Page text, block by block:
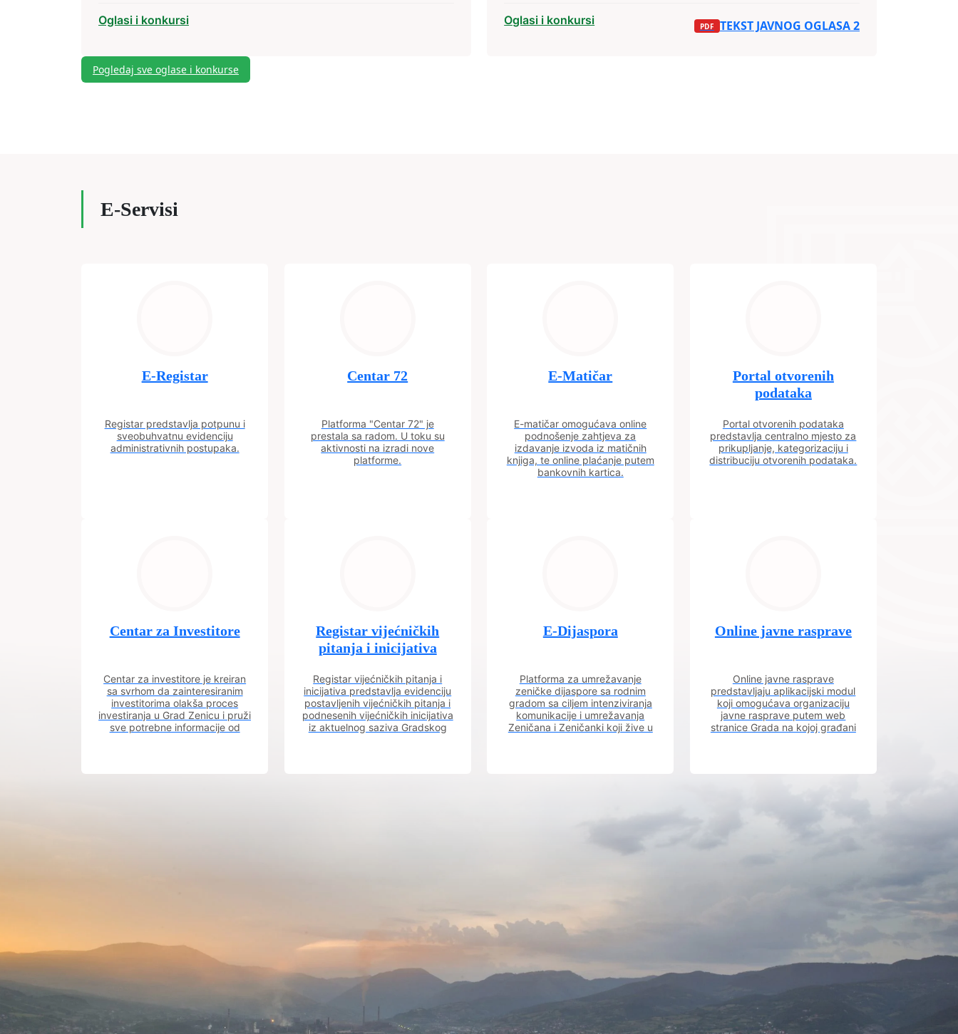
Oglasi i konkursi Oglasi i konkursi TEKST JAVNOG OGLASA 2
Pogledaj sve oglase i konkurse
E-Servisi
E-Registar
Registar predstavlja potpunu i
sveobuhvatnu evidenciju
administrativnih postupaka.
Centar 72
Platforma "Centar 72" je
prestala sa radom. U toku su
aktivnosti na izradi nove
platforme.
E-Matičar
E-matičar omogućava online
podnošenje zahtjeva za
izdavanje izvoda iz matičnih
knjiga, te online plaćanje putem
bankovnih kartica.
Portal otvorenih
podataka
Portal otvorenih podataka
predstavlja centralno mjesto za
prikupljanje, kategorizaciju i
distribuciju otvorenih podataka.
Centar za Investitore
Centar za investitore je kreiran
sa svrhom da zainteresiranim
investitorima olakša proces
investiranja u Grad Zenicu i pruži
sve potrebne informacije od
Registar vijećničkih
pitanja i inicijativa
Registar vijećničkih pitanja i
inicijativa predstavlja evidenciju
postavljenih vijećničkih pitanja i
podnesenih vijećničkih inicijativa
iz aktuelnog saziva Gradskog
E-Dijaspora
Platforma za umrežavanje
zeničke dijaspore sa rodnim
gradom sa ciljem intenziviranja
komunikacije i umrežavanja
Zeničana i Zeničanki koji žive u
Online javne rasprave
Online javne rasprave
predstavljaju aplikacijski modul
koji omogućava organizaciju
javne rasprave putem web
stranice Grada na kojoj građani